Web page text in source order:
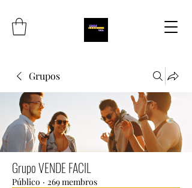
Grupos
Grupo VENDE FACIL
Público · 269 membros